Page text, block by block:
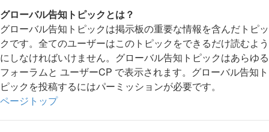
グローバル告知トピックとは？
グローバル告知トピックは掲示板の重要な情報を含んだトピッ
クです。全てのユーザーはこのトピックをできるだけ読むよう
にしなければいけません。グローバル告知トピックはあらゆる
フォーラムと ユーザーCP で表示されます。グローバル告知ト
ピックを投稿するにはパーミッションが必要です。
ページトップ